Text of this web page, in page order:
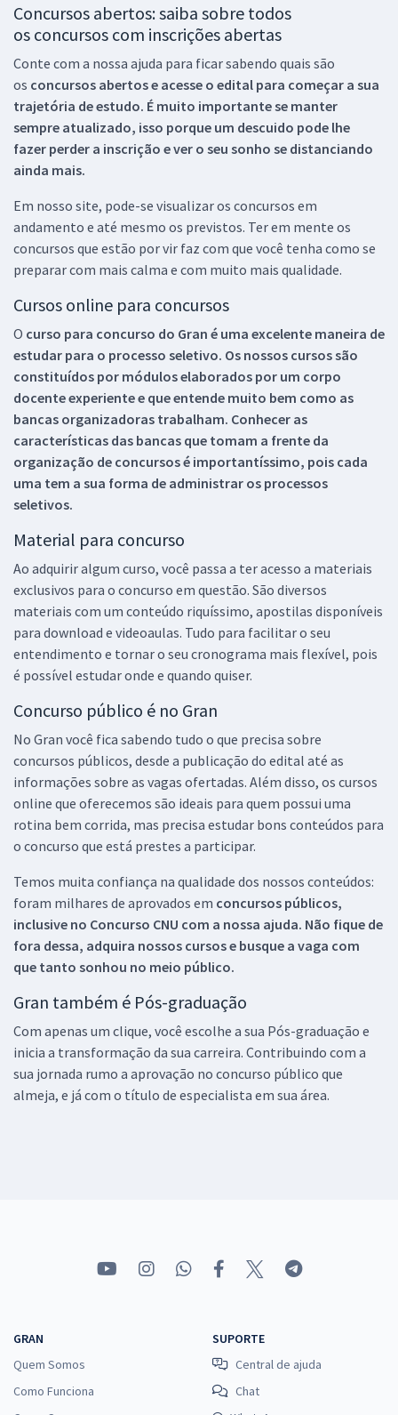
Concursos abertos: saiba sobre todos
os concursos com inscrições abertas
Conte com a nossa ajuda para ficar sabendo quais são
os concursos abertos e acesse o edital para começar a sua
trajetória de estudo. É muito importante se manter
sempre atualizado, isso porque um descuido pode lhe
fazer perder a inscrição e ver o seu sonho se distanciando
ainda mais.
Em nosso site, pode-se visualizar os concursos em
andamento e até mesmo os previstos. Ter em mente os
concursos que estão por vir faz com que você tenha como se
preparar com mais calma e com muito mais qualidade.
Cursos online para concursos
O curso para concurso do Gran é uma excelente maneira de
estudar para o processo seletivo. Os nossos cursos são
constituídos por módulos elaborados por um corpo
docente experiente e que entende muito bem como as
bancas organizadoras trabalham. Conhecer as
características das bancas que tomam a frente da
organização de concursos é importantíssimo, pois cada
uma tem a sua forma de administrar os processos
seletivos.
Material para concurso
Ao adquirir algum curso, você passa a ter acesso a materiais
exclusivos para o concurso em questão. São diversos
materiais com um conteúdo riquíssimo, apostilas disponíveis
para download e videoaulas. Tudo para facilitar o seu
entendimento e tornar o seu cronograma mais flexível, pois
é possível estudar onde e quando quiser.
Concurso público é no Gran
No Gran você fica sabendo tudo o que precisa sobre
concursos públicos, desde a publicação do edital até as
informações sobre as vagas ofertadas. Além disso, os cursos
online que oferecemos são ideais para quem possui uma
rotina bem corrida, mas precisa estudar bons conteúdos para
o concurso que está prestes a participar.
Temos muita confiança na qualidade dos nossos conteúdos:
foram milhares de aprovados em concursos públicos,
inclusive no Concurso CNU com a nossa ajuda. Não fique de
fora dessa, adquira nossos cursos e busque a vaga com
que tanto sonhou no meio público.
Gran também é Pós-graduação
Com apenas um clique, você escolhe a sua Pós-graduação e
inicia a transformação da sua carreira. Contribuindo com a
sua jornada rumo a aprovação no concurso público que
almeja, e já com o título de especialista em sua área.
GRAN
Quem Somos
Como Funciona
SUPORTE
Central de ajuda
Chat